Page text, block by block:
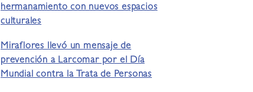
hermanamiento con nuevos espacios
culturales
Miraflores llevó un mensaje de
prevención a Larcomar por el Día
Mundial contra la Trata de Personas